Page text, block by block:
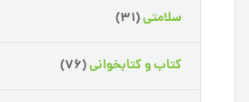
سلامتی(31)
کتاب و کتابخوانی(76)